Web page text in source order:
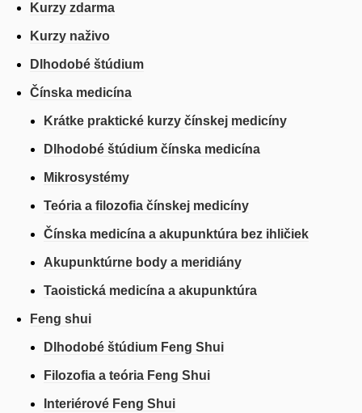
Kurzy zdarma
Kurzy naživo
Dlhodobé štúdium
Čínska medicína
Krátke praktické kurzy čínskej medicíny
Dlhodobé štúdium čínska medicína
Mikrosystémy
Teória a filozofia čínskej medicíny
Čínska medicína a akupunktúra bez ihličiek
Akupunktúrne body a meridiány
Taoistická medicína a akupunktúra
Feng shui
Dlhodobé štúdium Feng Shui
Filozofia a teória Feng Shui
Interiérové Feng Shui